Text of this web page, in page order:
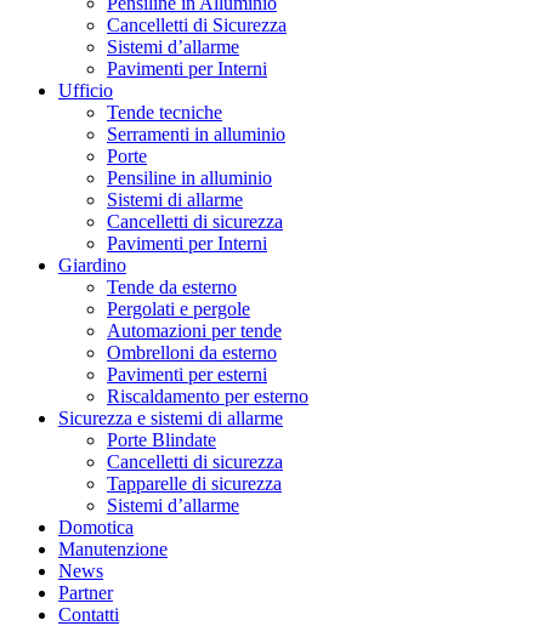
Cancelletti di Sicurezza
Sistemi d’allarme
Pavimenti per Interni
Ufficio
Tende tecniche
Serramenti in alluminio
Porte
Pensiline in alluminio
Sistemi di allarme
Cancelletti di sicurezza
Pavimenti per Interni
Giardino
Tende da esterno
Pergolati e pergole
Automazioni per tende
Ombrelloni da esterno
Pavimenti per esterni
Riscaldamento per esterno
Sicurezza e sistemi di allarme
Porte Blindate
Cancelletti di sicurezza
Tapparelle di sicurezza
Sistemi d’allarme
Domotica
Manutenzione
News
Partner
Contatti